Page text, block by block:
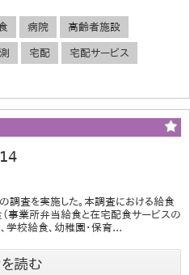
病院 高齢者施設
宅配 宅配サービス
調査を実施した。本調査における給食
事業所弁当給食と在宅配食サービスの
学校給食、幼稚園・保育...
読む